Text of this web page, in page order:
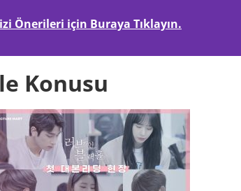
Önerileri için Buraya Tıklayın.
Konusu